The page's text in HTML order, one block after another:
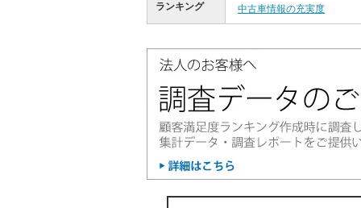
ランキング
中古車情報の充実度